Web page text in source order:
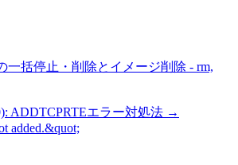
一括停止・削除とイメージ削除 - rm,
ADDTCPRTEエラー対処法 →
added.&quot;